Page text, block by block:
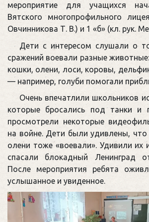
мероприятие для учащихся
Вятского многопрофильного
Овчинникова Т. В.) и 1 «б» (кл. рук.
Дети с интересом слушали о
сражений воевали разные
кошки, олени, лоси, коровы,
— например, голуби помогали
Очень впечатлили школьников
которые бросались под танки и
просмотрели некоторые
на войне. Дети были удивлены,
олени тоже «воевали». Удивили их
спасали блокадный Ленинград
После мероприятия ребята
услышанное и увиденное.